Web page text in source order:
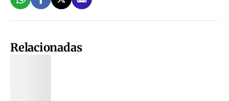
Relacionadas